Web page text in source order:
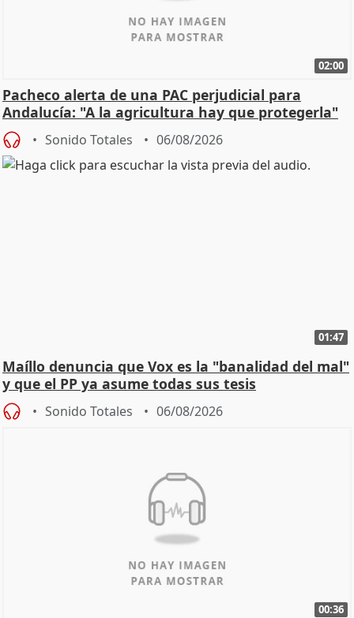
02:00
Pacheco alerta de una PAC perjudicial para
Andalucía: "A la agricultura hay que protegerla"
Sonido Totales 06/08/2026
01:47
Maíllo denuncia que Vox es la "banalidad del mal"
y que el PP ya asume todas sus tesis
Sonido Totales 06/08/2026
00:36